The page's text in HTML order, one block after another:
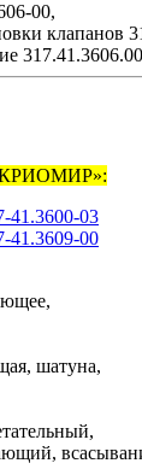
00,
клапанов
317.41.3606.00
41.3600-03
41.3609-00
шатуна,